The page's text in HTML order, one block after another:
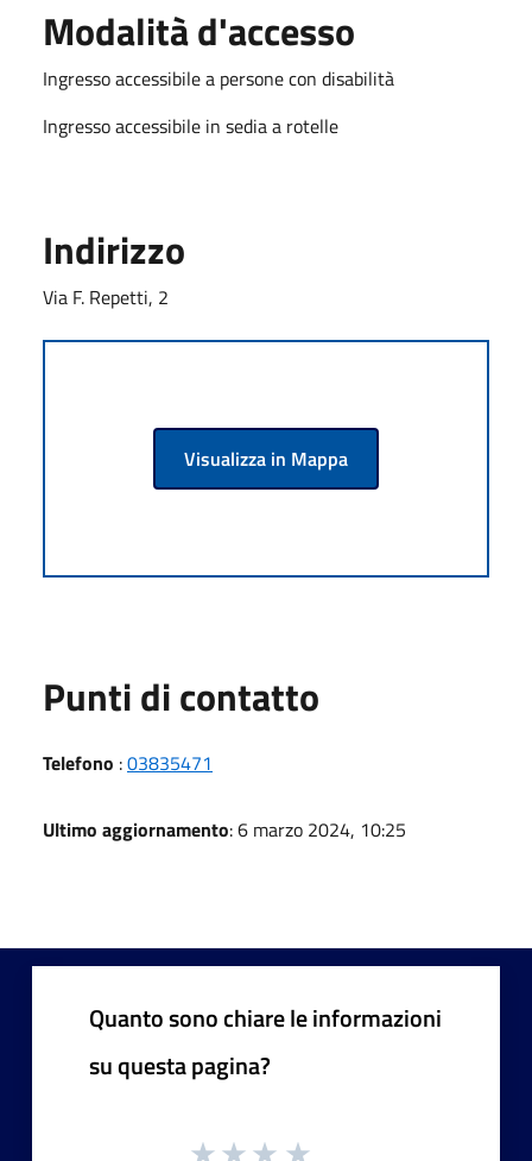
Modalità d'accesso
Ingresso accessibile a persone con disabilità
Ingresso accessibile in sedia a rotelle
Indirizzo
Via F. Repetti, 2
Visualizza in Mappa
Punti di contatto
Telefono :03835471
Ultimo aggiornamento: 6 marzo 2024, 10:25
Quanto sono chiare le informazioni
su questa pagina?